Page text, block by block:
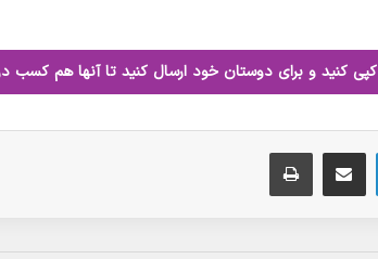
کپی کنید و برای دوستان خود ارسال کنید تا آنها هم کسب
لینکدین ارسال ایمیل چاپ